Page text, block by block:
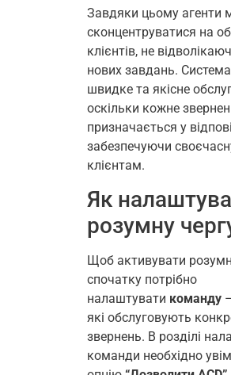
Завдяки цьому агенти
сконцентруватися на
клієнтів, не
нових завдань.
швидке та якісне
оскільки кожне
призначається у
забезпечуючи
клієнтам.
Як
розумну
Щоб активувати
спочатку потрібно
налаштувати команду
які обслуговують
звернень. В розділі
команди необхідно